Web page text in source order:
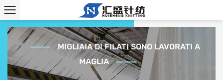
MIGLIAIA DI FILATI SONO LAVORATI A
MAGLIA